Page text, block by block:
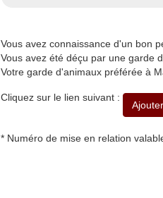
Vous avez connaissance d'un bon
Vous avez été déçu par une garde
Votre garde d'animaux préférée à
Cliquez sur le lien suivant :
* Numéro de mise en relation